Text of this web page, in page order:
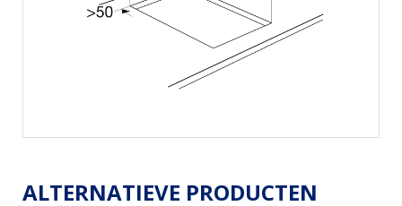
ALTERNATIEVE PRODUCTEN